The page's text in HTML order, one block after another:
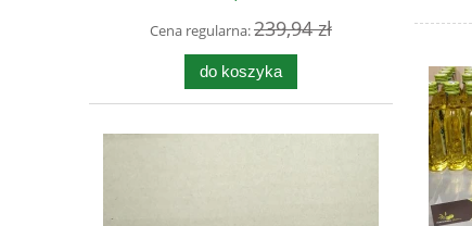
Cena regularna:239,94 zł
do koszyka